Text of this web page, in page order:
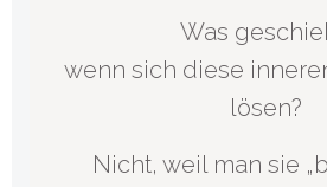
Was
wenn sich diese
lösen?
Nicht, weil man sie